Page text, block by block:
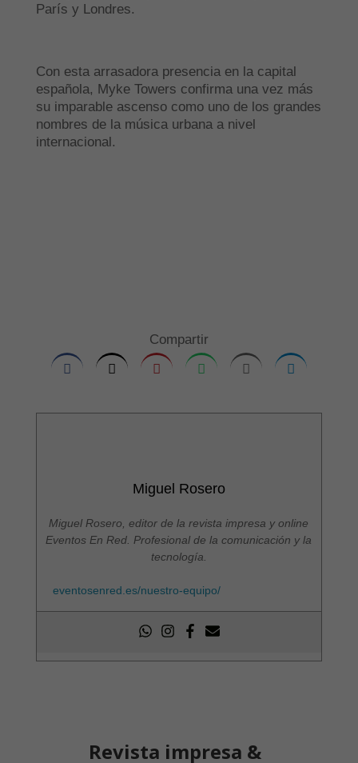
París y Londres.
Con esta arrasadora presencia en la capital
española, Myke Towers confirma una vez más
su imparable ascenso como uno de los grandes
nombres de la música urbana a nivel
internacional.
Compartir
Miguel Rosero
Miguel Rosero, editor de la revista impresa y online
Eventos En Red. Profesional de la comunicación y la
tecnología.
eventosenred.es/nuestro-equipo/
Revista impresa &